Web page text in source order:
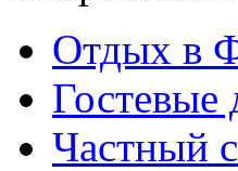
Отдых в
Гостевые
Частный